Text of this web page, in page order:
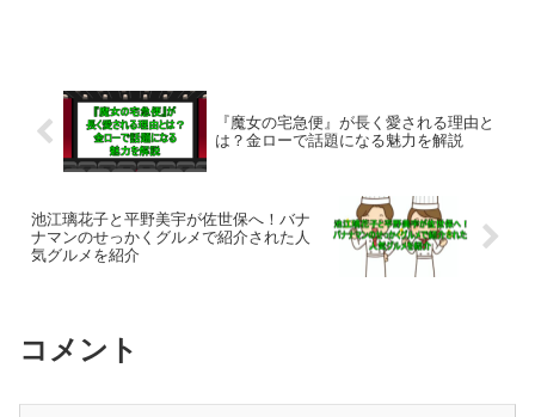
『魔女の宅急便』が長く愛される理由と
は？金ローで話題になる魅力を解説
池江璃花子と平野美宇が佐世保へ！バナ
ナマンのせっかくグルメで紹介された人
気グルメを紹介
コメント